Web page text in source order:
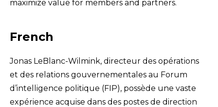
maximize value for members and partners.
French
Jonas LeBlanc-Wilmink, directeur des opérations
et des relations gouvernementales au Forum
d’intelligence politique (FIP), possède une vaste
expérience acquise dans des postes de direction